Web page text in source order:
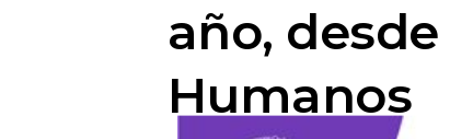
año,
Humanos